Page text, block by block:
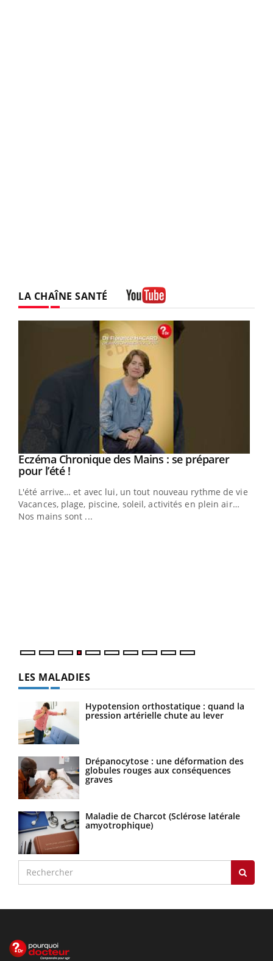
LA CHAÎNE SANTÉ
Youtube
Eczéma Chronique des Mains : se préparer
pour l’été !Youtube
L'été arrive… et avec lui, un tout nouveau rythme de vie !
Vacances, plage, piscine, soleil, activités en plein air…
Nos mains sont ...
LES MALADIES
Hypotension orthostatique : quand la
pression artérielle chute au lever
Drépanocytose : une déformation des
globules rouges aux conséquences
graves
Maladie de Charcot (Sclérose latérale
amyotrophique)